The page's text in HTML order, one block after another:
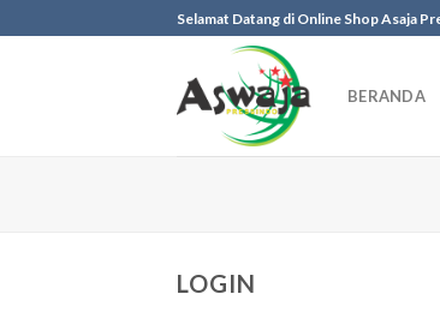
to
Selamat Datang di Online Shop Asaja
BERANDA
LOGIN